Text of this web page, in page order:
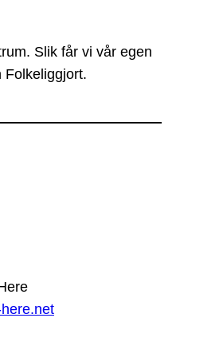
Slik får vi vår egen
Folkeliggjort.